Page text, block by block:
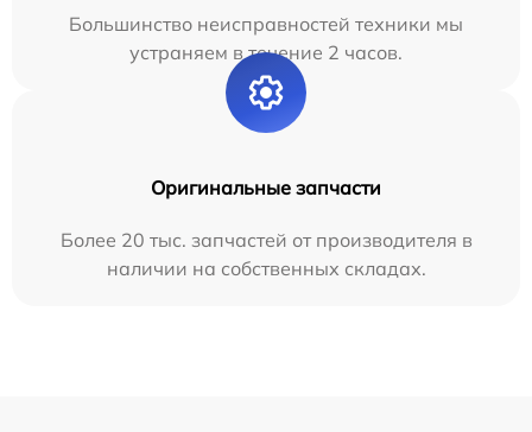
Большинство неисправностей техники мы
устраняем в течение 2 часов.
Оригинальные запчасти
Более 20 тыс. запчастей от производителя в
наличии на собственных складах.